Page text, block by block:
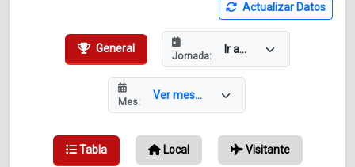
Actualizar Datos
General
Jornada:
Mes:
Tabla Local Visitante